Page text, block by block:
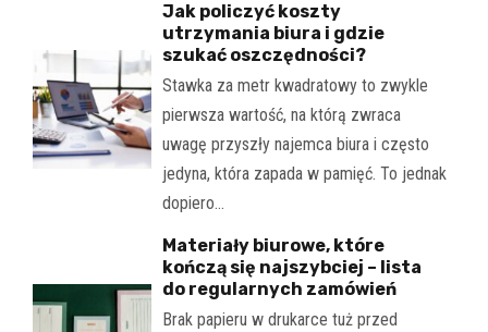
Jak policzyć koszty
utrzymania biura i gdzie
szukać oszczędności?
Stawka za metr kwadratowy to zwykle
pierwsza wartość, na którą zwraca
uwagę przyszły najemca biura i często
jedyna, która zapada w pamięć. To jednak
dopiero…
Materiały biurowe, które
kończą się najszybciej – lista
do regularnych zamówień
Brak papieru w drukarce tuż przed